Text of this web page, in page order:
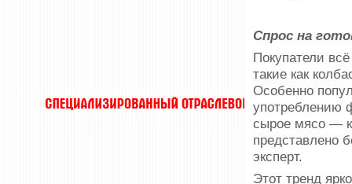
Спрос на
Покупатели
такие как
Особенно
употреблению
сырое мясо —
представлено
эксперт.
Этот тренд